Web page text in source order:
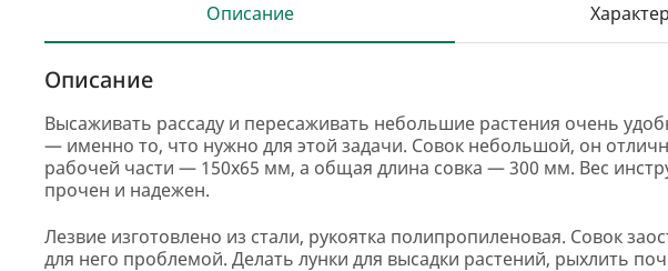
Описание
Описание
Высаживать рассаду и пересаживать небольшие растения очень
— именно то, что нужно для этой задачи. Совок небольшой, он
рабочей части — 150х65 мм, а общая длина совка — 300 мм. Вес
прочен и надежен.
Лезвие изготовлено из стали, рукоятка полипропиленовая. Совок
для него проблемой. Делать лунки для высадки растений, рыхлить